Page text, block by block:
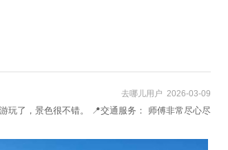
去哪儿用户 2026-03-09
了，景色很不错。 📍交通服务： 师傅非常尽心尽